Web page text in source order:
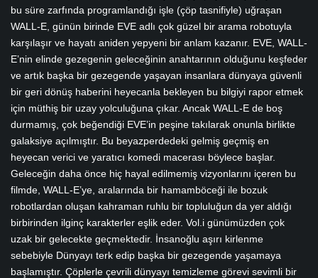
bu süre zarfında programlandığı işle (çöp tasnifiyle) uğraşan
WALL-E, günün birinde EVE adlı çok güzel bir arama robotuyla
karşılaşır ve hayatı aniden yepyeni bir anlam kazanır. EVE, WALL-
E’nin elinde gezegenin geleceğinin anahtarının olduğunu keşfeder
ve artık başka bir gezegende yaşayan insanlara dünyaya güvenli
bir geri dönüş haberini heyecanla bekleyen bu bilgiyi rapor etmek
için müthiş bir uzay yolculuğuna çıkar. Ancak WALL-E de boş
durmamış, çok beğendiği EVE’in peşine takılarak onunla birlikte
galaksiye açılmıştır. Bu beyazperdedeki gelmiş geçmiş en
heyecan verici ve yaratıcı komedi macerası böylece başlar.
Geleceğin daha önce hiç hayal edilmemiş vizyonlarını içeren bu
filmde, WALL-E’ye, aralarında bir hamamböceği ile bozuk
robotlardan oluşan kahraman ruhlu bir topluluğun da yer aldığı
birbirinden ilginç karakterler eşlik eder. Vol.i günümüzden çok
uzak bir gelecekte geçmektedir. İnsanoğlu aşırı kirlenme
sebebiyle Dünyayı terk edip başka bir gezegende yaşamaya
başlamıştır. Çöplerle çevrili dünyayı temizleme görevi sevimli bir